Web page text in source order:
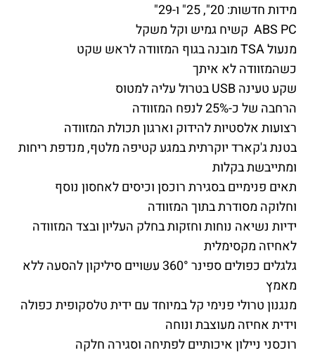
מידות חדשות: 20", 25" ו-29"
ABS PC קשיח גמיש וקל משקל
מנעול TSA מובנה בגוף המזוודה לראש שקט
כשהמזוודה לא איתך
שקע טעינה USB בטרול עליה למטוס
הרחבה של כ-25% לנפח המזוודה
רצועות אלסטיות להידוק וארגון תכולת המזוודה
בטנת ג'קארד יוקרתית במגע קטיפה מלטף, מנדפת ריחות
ומתייבשת בקלות
תאים פנימיים בסגירת רוכסן וכיסים לאחסון נוסף
וחלוקה מסודרת בתוך המזוודה
ידיות נשיאה נוחות וחזקות בחלק העליון ובצד המזוודה
לאחיזה מקסימלית
גלגלים כפולים ספינר 360° עשויים סיליקון להסעה ללא
מאמץ
מנגנון טרולי פנימי קל במיוחד עם ידית טלסקופית כפולה
וידית אחיזה מעוצבת ונוחה
רוכסני ניילון איכותיים לפתיחה וסגירה חלקה